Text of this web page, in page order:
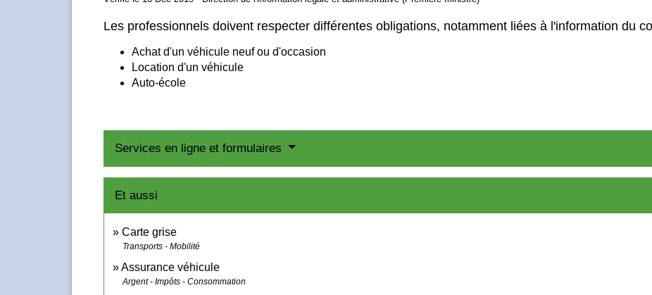
Les professionnels doivent respecter différentes obligations, notamment liées à l'information du
Achat d'un véhicule neuf ou d'occasion
Location d'un véhicule
Auto-école
Services en ligne et formulaires
Et aussi
Carte grise
Transports - Mobilité
Assurance véhicule
Argent - Impôts - Consommation